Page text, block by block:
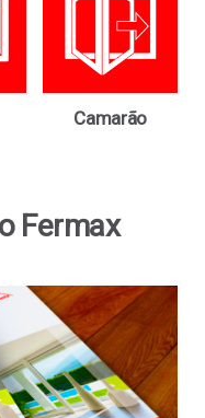
Camarão
Fermax